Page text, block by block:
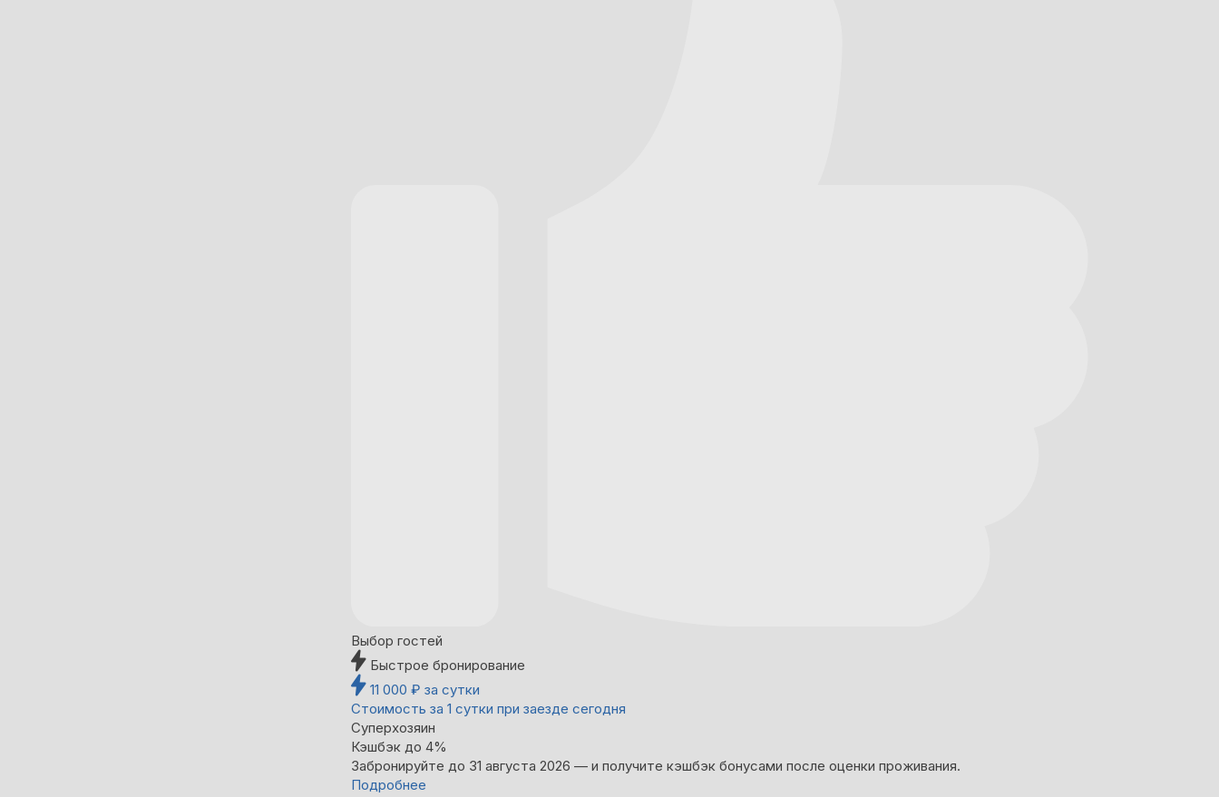
Выбор гостей
Быстрое бронирование
11 000 ₽ за сутки
Стоимость за 1 сутки при заезде сегодня
Суперхозяин
Кэшбэк до 4%
Забронируйте до 31 августа 2026 — и получите кэшбэк бонусами после оценки проживания.
Подробнее